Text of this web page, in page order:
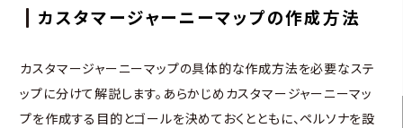
カスタマージャーニーマップの作成方法
カスタマージャーニーマップの具体的な作成方法を必要なステ
ップに分けて解説します。あらかじめカスタマージャーニーマッ
プを作成する目的とゴールを決めておくとともに、ペルソナを設